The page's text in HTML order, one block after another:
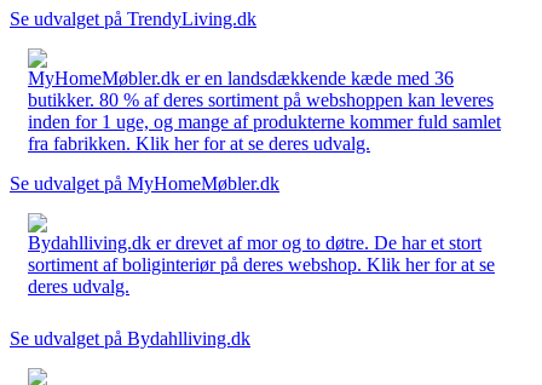
Se udvalget på TrendyLiving.dk
MyHomeMøbler.dk er en landsdækkende kæde med 36
butikker. 80 % af deres sortiment på webshoppen kan leveres
inden for 1 uge, og mange af produkterne kommer fuld samlet
fra fabrikken. Klik her for at se deres udvalg.
Se udvalget på MyHomeMøbler.dk
Bydahlliving.dk er drevet af mor og to døtre. De har et stort
sortiment af boliginteriør på deres webshop. Klik her for at se
deres udvalg.
Se udvalget på Bydahlliving.dk